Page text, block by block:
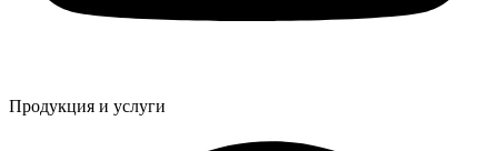
Продукция и услуги